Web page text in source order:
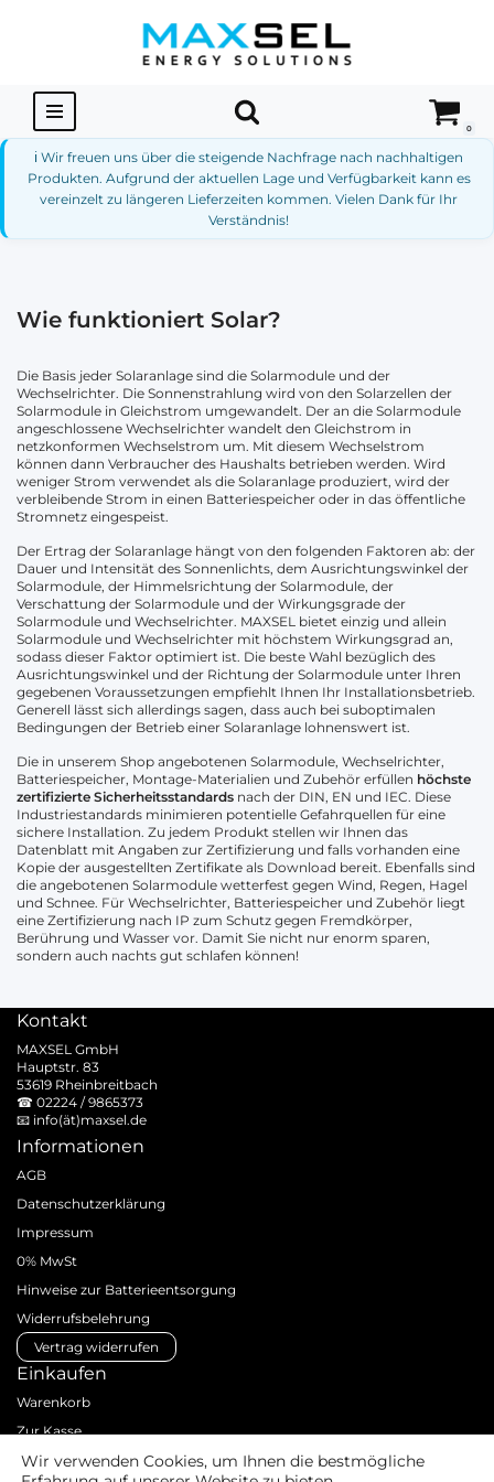
springen
0
ℹ️ Wir freuen uns über die steigende Nachfrage nach nachhaltigen
Produkten. Aufgrund der aktuellen Lage und Verfügbarkeit kann es
vereinzelt zu längeren Lieferzeiten kommen. Vielen Dank für Ihr
Verständnis!
Wie funktioniert Solar?
Die Basis jeder Solaranlage sind die Solarmodule und der
Wechselrichter. Die Sonnenstrahlung wird von den Solarzellen der
Solarmodule in Gleichstrom umgewandelt. Der an die Solarmodule
angeschlossene Wechselrichter wandelt den Gleichstrom in
netzkonformen Wechselstrom um. Mit diesem Wechselstrom
können dann Verbraucher des Haushalts betrieben werden. Wird
weniger Strom verwendet als die Solaranlage produziert, wird der
verbleibende Strom in einen Batteriespeicher oder in das öffentliche
Stromnetz eingespeist.
Der Ertrag der Solaranlage hängt von den folgenden Faktoren ab: der
Dauer und Intensität des Sonnenlichts, dem Ausrichtungswinkel der
Solarmodule, der Himmelsrichtung der Solarmodule, der
Verschattung der Solarmodule und der Wirkungsgrade der
Solarmodule und Wechselrichter. MAXSEL bietet einzig und allein
Solarmodule und Wechselrichter mit höchstem Wirkungsgrad an,
sodass dieser Faktor optimiert ist. Die beste Wahl bezüglich des
Ausrichtungswinkel und der Richtung der Solarmodule unter Ihren
gegebenen Voraussetzungen empfiehlt Ihnen Ihr Installationsbetrieb.
Generell lässt sich allerdings sagen, dass auch bei suboptimalen
Bedingungen der Betrieb einer Solaranlage lohnenswert ist.
Die in unserem Shop angebotenen Solarmodule, Wechselrichter,
Batteriespeicher, Montage-Materialien und Zubehör erfüllen höchste
zertifizierte Sicherheitsstandards nach der DIN, EN und IEC. Diese
Industriestandards minimieren potentielle Gefahrquellen für eine
sichere Installation. Zu jedem Produkt stellen wir Ihnen das
Datenblatt mit Angaben zur Zertifizierung und falls vorhanden eine
Kopie der ausgestellten Zertifikate als Download bereit. Ebenfalls sind
die angebotenen Solarmodule wetterfest gegen Wind, Regen, Hagel
und Schnee. Für Wechselrichter, Batteriespeicher und Zubehör liegt
eine Zertifizierung nach IP zum Schutz gegen Fremdkörper,
Berührung und Wasser vor. Damit Sie nicht nur enorm sparen,
sondern auch nachts gut schlafen können!
Kontakt
MAXSEL GmbH
Hauptstr. 83
53619 Rheinbreitbach
☎ 02224 / 9865373
📧 info(ät)maxsel.de
Informationen
AGB
Datenschutzerklärung
Impressum
0% MwSt
Hinweise zur Batterieentsorgung
Widerrufsbelehrung
Vertrag widerrufen
Einkaufen
Warenkorb
Zur Kasse
Zahlungsarten
Wir verwenden Cookies, um Ihnen die bestmögliche